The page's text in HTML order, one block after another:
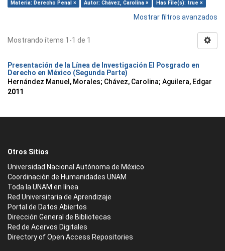
Materia: Derecho Penal ×
Autor: Chávez, Carolina × Has File(s): true ×
Mostrar filtros avanzados
Mostrando ítems 1-1 de 1
Presentación de la Línea de Investigación El Posgrado en
Derecho en México (Segunda Parte)
Hernández Manuel, Morales; Chávez, Carolina; Aguilera, Edgar
2011
Otros Sitios
Universidad Nacional Autónoma de México
Coordinación de Humanidades UNAM
Toda la UNAM en línea
Red Universitaria de Aprendizaje
Portal de Datos Abiertos
Dirección General de Bibliotecas
Red de Acervos Digitales
Directory of Open Access Repositories